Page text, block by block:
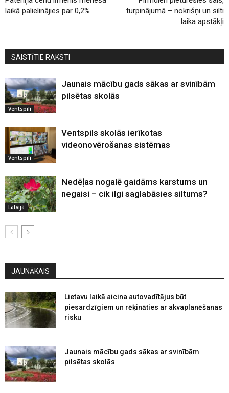
laikā palielinājies par 0,2%
turpinājumā – nokrišņi un silti
laika apstākļi
SAISTĪTIE RAKSTI
Ventspilī
Jaunais mācību gads sākas ar svinībām
pilsētas skolās
Ventspilī
Ventspils skolās ierīkotas
videonovērošanas sistēmas
Latvijā
Nedēļas nogalē gaidāms karstums un
negaisi – cik ilgi saglabāsies siltums?
JAUNĀKAIS
Lietavu laikā aicina autovadītājus būt
piesardzīgiem un rēķināties ar akvaplanēšanas
risku
Jaunais mācību gads sākas ar svinībām
pilsētas skolās